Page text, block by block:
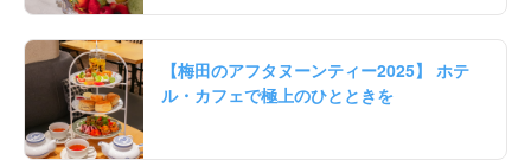
【梅田のアフタヌーンティー2025】 ホテ
ル・カフェで極上のひとときを